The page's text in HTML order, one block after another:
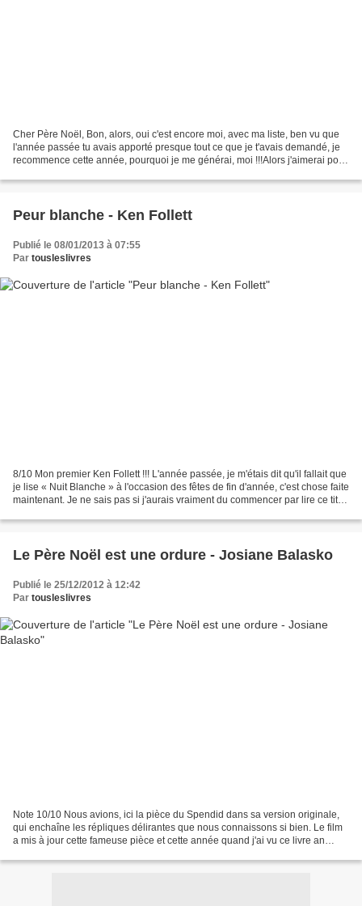
Cher Père Noël, Bon, alors, oui c'est encore moi, avec ma liste, ben vu que
l'année passée tu avais apporté presque tout ce que je t'avais demandé, je
recommence cette année, pourquoi je me générai, moi !!!Alors j'aimerai pour
Peur blanche - Ken Follett
Publié le 08/01/2013 à 07:55
Par tousleslivres
8/10 Mon premier Ken Follett !!! L'année passée, je m'étais dit qu'il fallait que
je lise « Nuit Blanche » à l'occasion des fêtes de fin d'année, c'est chose faite
maintenant. Je ne sais pas si j'aurais vraiment du commencer par lire ce titre,
Le Père Noël est une ordure - Josiane Balasko
Publié le 25/12/2012 à 12:42
Par tousleslivres
Note 10/10 Nous avions, ici la pièce du Spendid dans sa version originale,
qui enchaîne les répliques délirantes que nous connaissons si bien. Le film
a mis à jour cette fameuse pièce et cette année quand j'ai vu ce livre an